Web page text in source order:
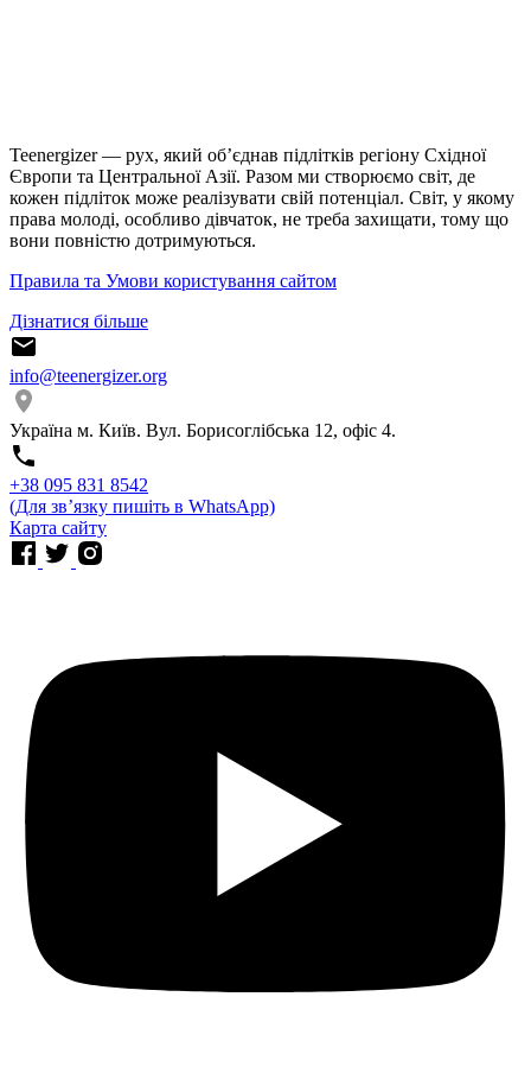
Teenergizer — рух, який об’єднав підлітків регіону Східної
Європи та Центральної Азії. Разом ми створюємо світ, де
кожен підліток може реалізувати свій потенціал. Світ, у якому
права молоді, особливо дівчаток, не треба захищати, тому що
вони повністю дотримуються.
Правила та Умови користування сайтом
Дізнатися більше
info@teenergizer.org
Україна м. Київ. Вул. Борисоглібська 12, офіс 4.
⁨+38 095 831 8542⁩
(Для звʼязку пишіть в WhatsApp)
Карта сайту